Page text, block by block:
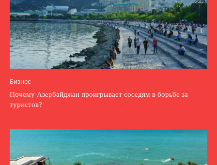
Бизнес
Почему Азербайджан проигрывает соседям в борьбе за
туристов?